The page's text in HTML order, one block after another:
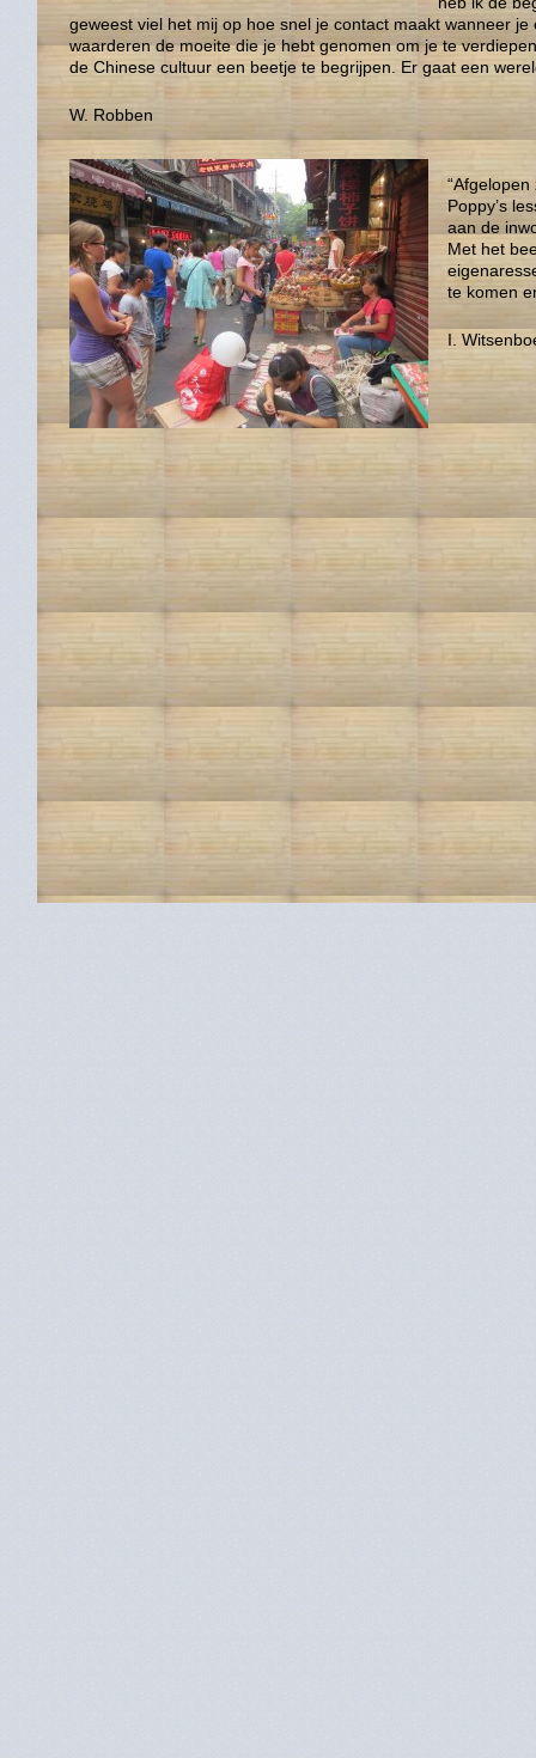
geweest viel het mij op hoe snel je contact maakt wanneer
waarderen de moeite die je hebt genomen om je te
de Chinese cultuur een beetje te begrijpen. Er gaat een
W. Robben
Poppy’s
aan de
Met het
te komen
I.